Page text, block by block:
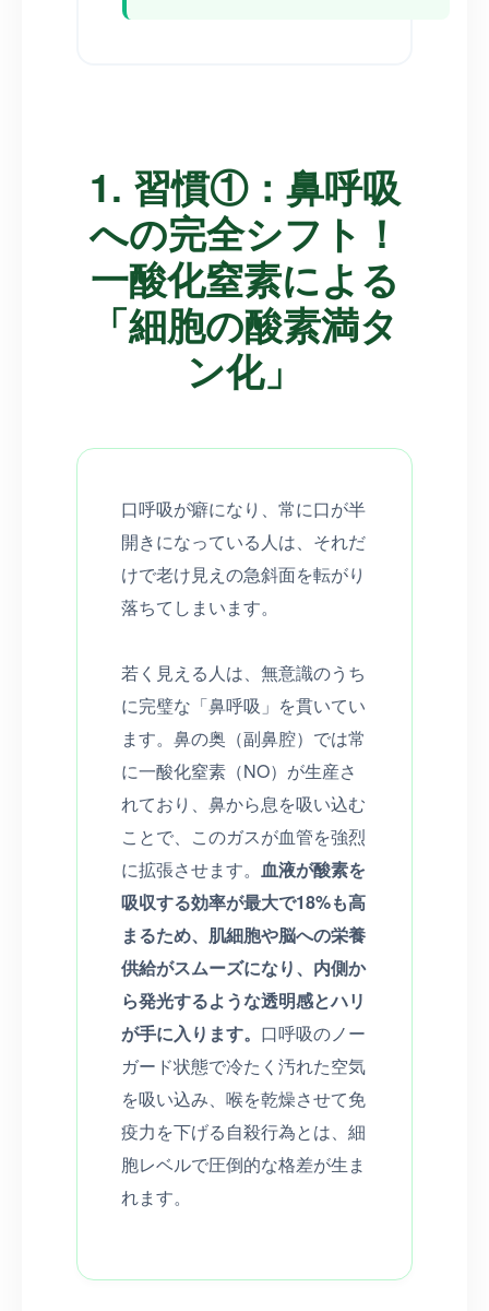
1. 習慣①：鼻呼吸
への完全シフト！
一酸化窒素による
「細胞の酸素満タ
ン化」
口呼吸が癖になり、常に口が半
開きになっている人は、それだ
けで老け見えの急斜面を転がり
落ちてしまいます。
若く見える人は、無意識のうち
に完璧な「鼻呼吸」を貫いてい
ます。鼻の奥（副鼻腔）では常
に一酸化窒素（NO）が生産さ
れており、鼻から息を吸い込む
ことで、このガスが血管を強烈
に拡張させます。 血液が酸素を
吸収する効率が最大で18%も高
まるため、肌細胞や脳への栄養
供給がスムーズになり、内側か
ら発光するような透明感とハリ
が手に入ります。 口呼吸のノー
ガード状態で冷たく汚れた空気
を吸い込み、喉を乾燥させて免
疫力を下げる自殺行為とは、細
胞レベルで圧倒的な格差が生ま
れます。